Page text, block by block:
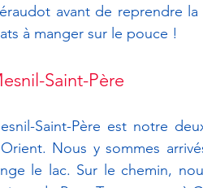
avant de reprendre
à manger sur le pouce !
Saint-Père
Saint-Père est notre
Nous y sommes
le lac. Sur le chemin,